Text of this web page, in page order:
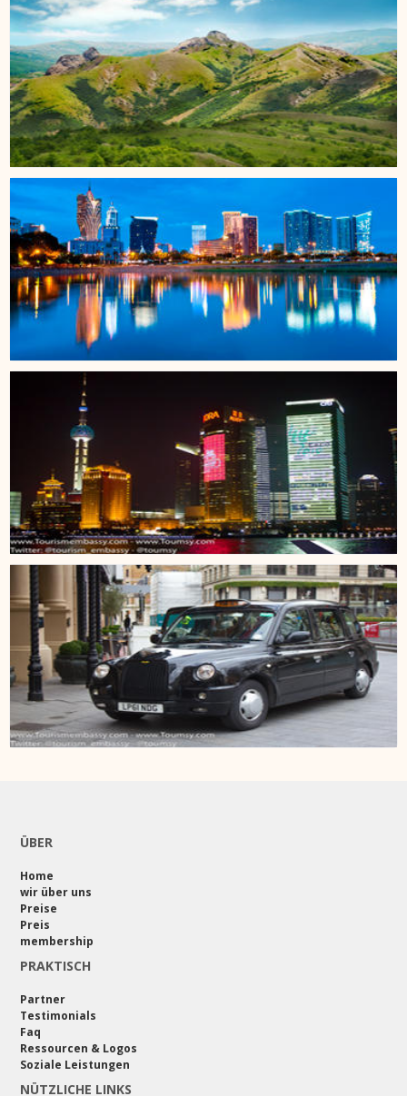
ÜBER
Home
wir über uns
Preise
Preis
membership
PRAKTISCH
Partner
Testimonials
Faq
Ressourcen & Logos
Soziale Leistungen
NÜTZLICHE LINKS